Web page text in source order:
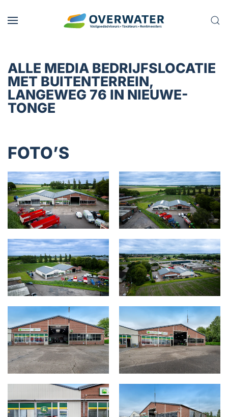
Skip to main content
ALLE MEDIA BEDRIJFSLOCATIE
MET BUITENTERREIN,
LANGEWEG 76 IN NIEUWE-
TONGE
FOTO’S